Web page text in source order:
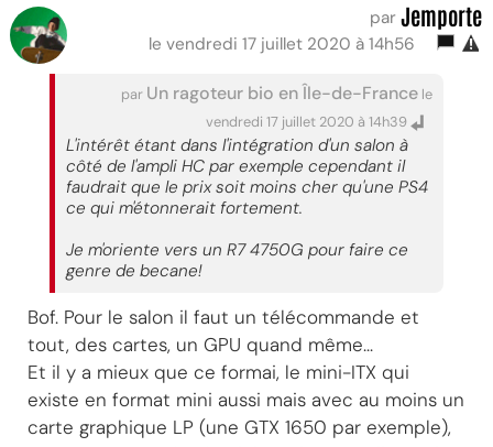
par Jemporte
le vendredi 17 juillet 2020 à 14h56
par Un ragoteur bio en Île-de-France le
vendredi 17 juillet 2020 à 14h39
L'intérêt étant dans l'intégration d'un salon à
côté de l'ampli HC par exemple cependant il
faudrait que le prix soit moins cher qu'une PS4
ce qui m'étonnerait fortement.
Je m'oriente vers un R7 4750G pour faire ce
genre de becane!
Bof. Pour le salon il faut un télécommande et
tout, des cartes, un GPU quand même...
Et il y a mieux que ce formai, le mini-ITX qui
existe en format mini aussi mais avec au moins un
carte graphique LP (une GTX 1650 par exemple),